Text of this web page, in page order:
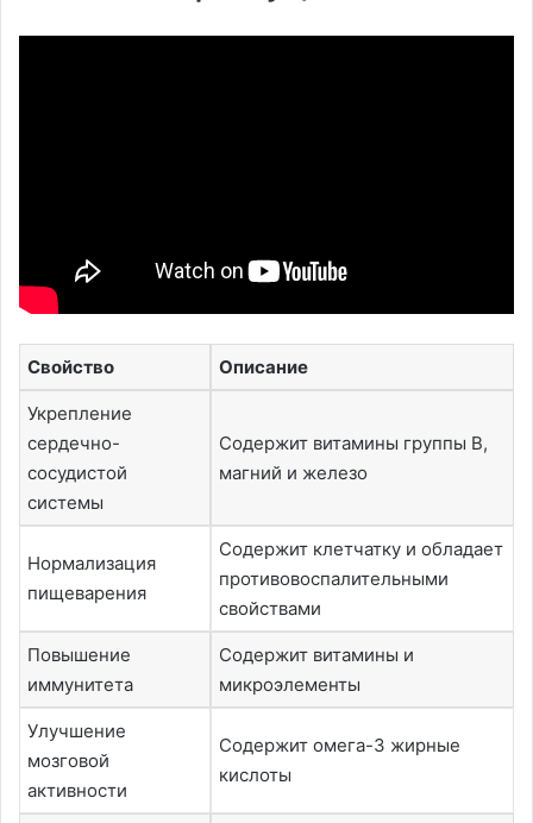
Свойство Описание
Укрепление
сердечно-
сосудистой
системы
Содержит витамины группы В,
магний и железо
Нормализация
пищеварения
Содержит клетчатку и обладает
противовоспалительными
свойствами
Повышение
иммунитета
Содержит витамины и
микроэлементы
Улучшение
мозговой
активности
Содержит омега-3 жирные
кислоты